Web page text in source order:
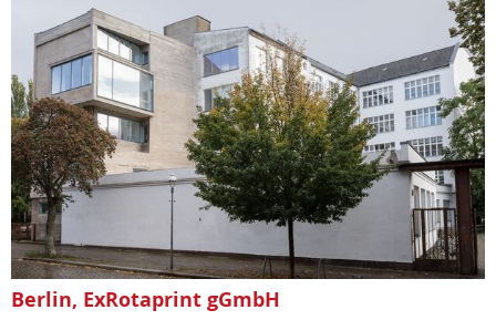
Berlin, ExRotaprint gGmbH